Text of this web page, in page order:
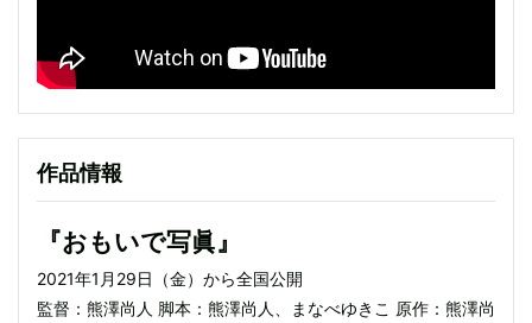
作品情報
『おもいで写眞』
2021年1月29日（金）から全国公開
監督：熊澤尚人 脚本：熊澤尚人、まなべゆきこ 原作：熊澤尚